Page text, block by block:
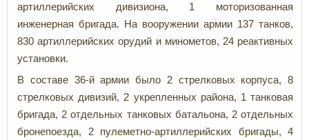
артиллерийских дивизиона, 1 моторизованная
инженерная бригада. На вооружении армии 137 танков,
830 артиллерийских орудий и минометов, 24 реактивных
установки.
В составе 36-й армии было 2 стрелковых корпуса, 8
стрелковых дивизий, 2 укрепленных района, 1 танковая
бригада, 2 отдельных танковых батальона, 2 отдельных
бронепоезда, 2 пулеметно-артиллерийских бригады, 4